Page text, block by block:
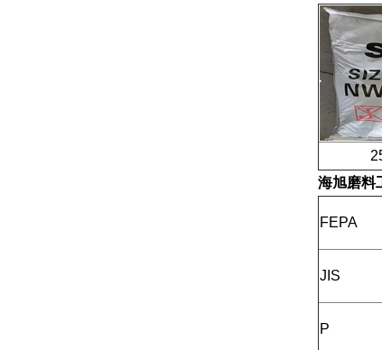
25公
海旭磨料
FEPA
JIS
P